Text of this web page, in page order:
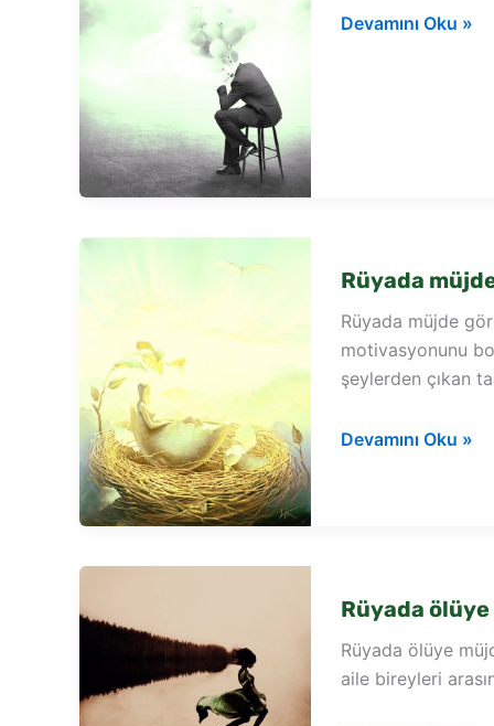
Rüyada
Devamını Oku »
Rüyada
Rüyada müjde
motivasyonunu
şeylerden çıkan
Rüyada
Devamını Oku »
Rüyada
Rüyada ölüye
aile bireyleri